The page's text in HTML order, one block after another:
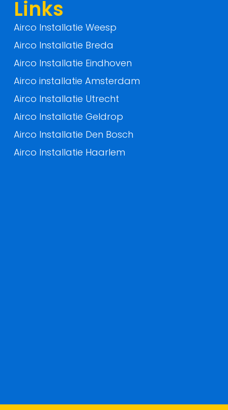
Links
Airco Installatie Weesp
Airco Installatie Breda
Airco Installatie Eindhoven
Airco installatie Amsterdam
Airco Installatie Utrecht
Airco Installatie Geldrop
Airco Installatie Den Bosch
Airco Installatie Haarlem